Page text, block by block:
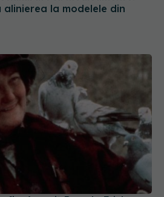
A murit Brenda Fricker,
din "Singur acasă 2" și